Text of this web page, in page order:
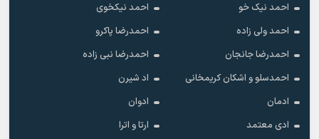
احمد نیک خو
احمد نیکخوی
احمد ولی زاده
احمدرضا پاکرو
احمدرضا جانجان
احمدرضا نبی زاده
احمدسلو و اشکان کریمخانی
اد شیرن
ادمان
ادوان
ادی معتمد
ارتا و اترا